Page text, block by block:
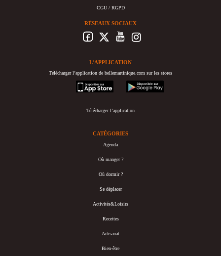
CGU / RGPD
RÉSEAUX SOCIAUX
L’APPLICATION
Télécharger l’application de bellemartinique.com sur les stores
appstore
googleplay
Télécharger l’application
CATÉGORIES
Agenda
Où manger ?
Où dormir ?
Se déplacer
Activités&Loisirs
Recettes
Artisanat
Bien-être